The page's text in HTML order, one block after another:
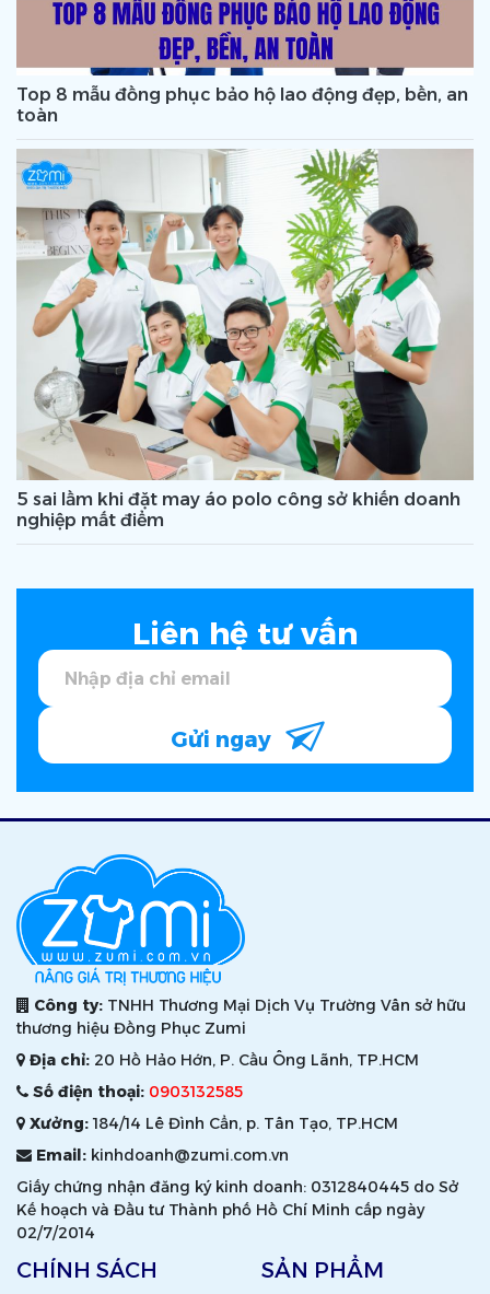
Top 8 mẫu đồng phục bảo hộ lao động đẹp, bền, an
toàn
5 sai lầm khi đặt may áo polo công sở khiến doanh
nghiệp mất điểm
Liên hệ tư vấn
Gửi ngay
Công ty: TNHH Thương Mại Dịch Vụ Trường Vân sở hữu
thương hiệu Đồng Phục Zumi
Địa chỉ: 20 Hồ Hảo Hớn, P. Cầu Ông Lãnh, TP.HCM
Số điện thoại: 0903132585
Xưởng:184/14 Lê Đình Cẩn, p. Tân Tạo, TP.HCM
Email: kinhdoanh@zumi.com.vn
Giấy chứng nhận đăng ký kinh doanh: 0312840445 do Sở
Kế hoạch và Đầu tư Thành phố Hồ Chí Minh cấp ngày
02/7/2014
CHÍNH SÁCH SẢN PHẨM